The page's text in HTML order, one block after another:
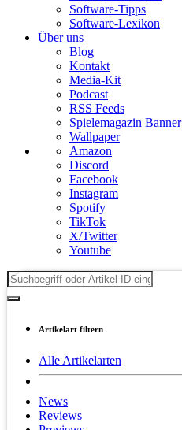
Software-Tipps
Software-Lexikon
Über uns
Blog
Kontakt
Media-Kit
Podcast
RSS Feeds
Spielemagazin Banner
Wallpaper
Amazon
Discord
Facebook
Instagram
Spotify
TikTok
X/Twitter
Youtube
Artikelart filtern
Alle Artikelarten
News
Reviews